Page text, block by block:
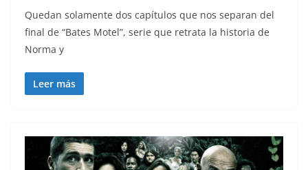
Quedan solamente dos capítulos que nos separan del
final de “Bates Motel”, serie que retrata la historia de
Norma y
Leer más